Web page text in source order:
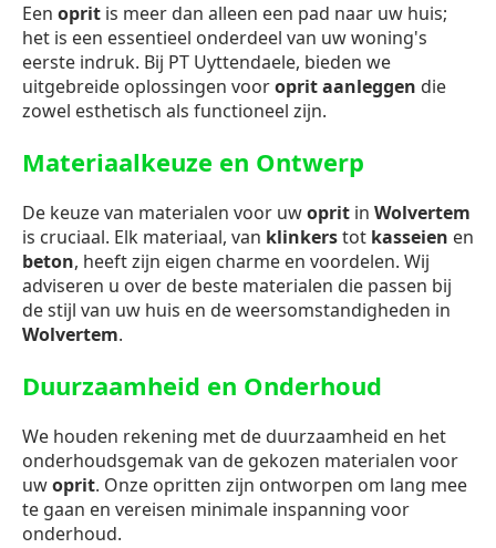
Een oprit is meer dan alleen een pad naar uw huis;
het is een essentieel onderdeel van uw woning's
eerste indruk. Bij PT Uyttendaele, bieden we
uitgebreide oplossingen vooroprit aanleggen die
zowel esthetisch als functioneel zijn.
Materiaalkeuze en Ontwerp
De keuze van materialen voor uwoprit in Wolvertem
is cruciaal. Elk materiaal, van klinkerstot kasseien en
beton, heeft zijn eigen charme en voordelen. Wij
adviseren u over de beste materialen die passen bij
de stijl van uw huis en de weersomstandigheden in
Wolvertem.
Duurzaamheid en Onderhoud
We houden rekening met de duurzaamheid en het
onderhoudsgemak van de gekozen materialen voor
uwoprit. Onze opritten zijn ontworpen om lang mee
te gaan en vereisen minimale inspanning voor
onderhoud.